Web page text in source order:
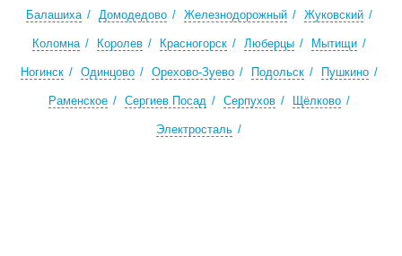
Балашиха Домодедово Железнодорожный Жуковский
Коломна Королев Красногорск Люберцы Мытищи
Ногинск Одинцово Орехово-Зуево Подольск Пушкино
Раменское Сергиев Посад Серпухов Щёлково
Электросталь